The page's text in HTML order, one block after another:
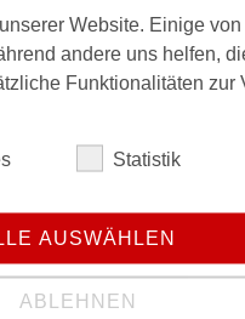
lieferbar
werden.
Legetisch, mit
Website. Einige
andere uns helfen,
Funktionalitäten zur
Statistik
AUSWÄHLEN
ABLEHNEN